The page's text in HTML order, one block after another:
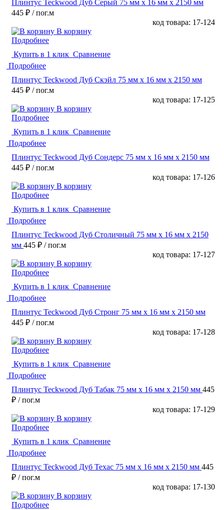
Плинтус Teckwood Дуб Серый 75 мм х 16 мм х 2150 мм
445 ₽ / пог.м
код товара: 17-124
В корзину
Подробнее
Купить в 1 клик Сравнение
Подробнее
Плинтус Teckwood Дуб Скэйл 75 мм х 16 мм х 2150 мм
445 ₽ / пог.м
код товара: 17-125
В корзину
Подробнее
Купить в 1 клик Сравнение
Подробнее
Плинтус Teckwood Дуб Сондерс 75 мм х 16 мм х 2150 мм
445 ₽ / пог.м
код товара: 17-126
В корзину
Подробнее
Купить в 1 клик Сравнение
Подробнее
Плинтус Teckwood Дуб Столичный 75 мм х 16 мм х 2150
мм 445 ₽ / пог.м
код товара: 17-127
В корзину
Подробнее
Купить в 1 клик Сравнение
Подробнее
Плинтус Teckwood Дуб Стронг 75 мм х 16 мм х 2150 мм
445 ₽ / пог.м
код товара: 17-128
В корзину
Подробнее
Купить в 1 клик Сравнение
Подробнее
Плинтус Teckwood Дуб Табак 75 мм х 16 мм х 2150 мм 445
₽ / пог.м
код товара: 17-129
В корзину
Подробнее
Купить в 1 клик Сравнение
Подробнее
Плинтус Teckwood Дуб Техас 75 мм х 16 мм х 2150 мм 445
₽ / пог.м
код товара: 17-130
В корзину
Подробнее